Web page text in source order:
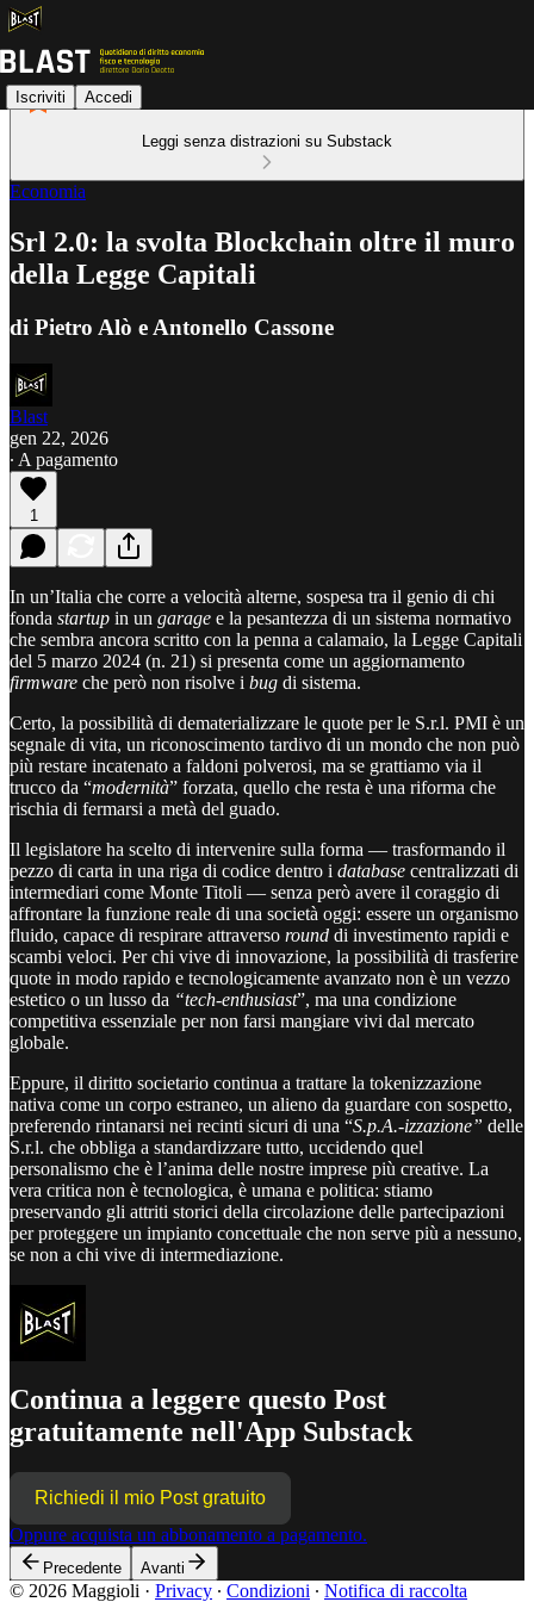
Iscriviti Accedi
Leggi senza distrazioni su Substack
Economia
Srl 2.0: la svolta Blockchain oltre il muro
della Legge Capitali
di Pietro Alò e Antonello Cassone
Blast
gen 22, 2026
∙ A pagamento
1
In un’Italia che corre a velocità alterne, sospesa tra il genio di chi
fonda startup in un garage e la pesantezza di un sistema normativo
che sembra ancora scritto con la penna a calamaio, la Legge Capitali
del 5 marzo 2024 (n. 21) si presenta come un aggiornamento
firmware che però non risolve i bug di sistema.
Certo, la possibilità di dematerializzare le quote per le S.r.l. PMI è un
segnale di vita, un riconoscimento tardivo di un mondo che non può
più restare incatenato a faldoni polverosi, ma se grattiamo via il
trucco da “modernità” forzata, quello che resta è una riforma che
rischia di fermarsi a metà del guado.
Il legislatore ha scelto di intervenire sulla forma — trasformando il
pezzo di carta in una riga di codice dentro i database centralizzati di
intermediari come Monte Titoli — senza però avere il coraggio di
affrontare la funzione reale di una società oggi: essere un organismo
fluido, capace di respirare attraverso round di investimento rapidi e
scambi veloci. Per chi vive di innovazione, la possibilità di trasferire
quote in modo rapido e tecnologicamente avanzato non è un vezzo
estetico o un lusso da “tech-enthusiast”, ma una condizione
competitiva essenziale per non farsi mangiare vivi dal mercato
globale.
Eppure, il diritto societario continua a trattare la tokenizzazione
nativa come un corpo estraneo, un alieno da guardare con sospetto,
preferendo rintanarsi nei recinti sicuri di una “S.p.A.-izzazione” delle
S.r.l. che obbliga a standardizzare tutto, uccidendo quel
personalismo che è l’anima delle nostre imprese più creative. La
vera critica non è tecnologica, è umana e politica: stiamo
preservando gli attriti storici della circolazione delle partecipazioni
per proteggere un impianto concettuale che non serve più a nessuno,
se non a chi vive di intermediazione.
Continua a leggere questo Post
gratuitamente nell'App Substack
Richiedi il mio Post gratuito
Oppure acquista un abbonamento a pagamento.
Precedente Avanti
© 2026 Maggioli · Privacy ∙ Condizioni ∙ Notifica di raccolta